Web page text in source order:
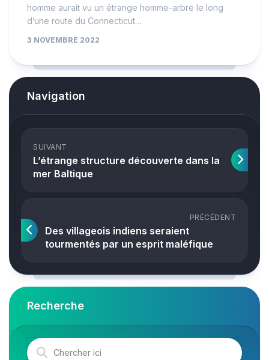
homme aurait vu un étrange homme-arbre le long
d’une route du Connecticut…
3 NOVEMBRE 2022
Navigation
SUIVANT
L’étrange structure découverte dans la
mer Baltique
PRÉCÉDENT
Des villageois indiens seraient
tourmentés par un esprit maléfique
Recherche